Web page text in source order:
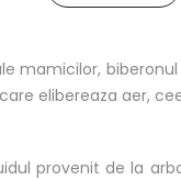
mamicilor,
elibereaza aer,
provenit de la